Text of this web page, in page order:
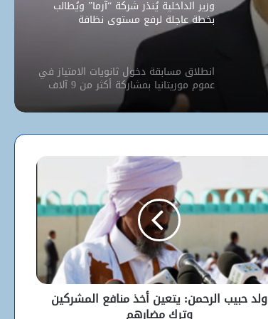
بخطة عاجلة لرفع مستوى نظافة
نواكشوط
انطلاق مسابقة دخول ثانويات الامتياز في
عموم موريتانيا بمشاركة أكثر من 9 آلاف
مترشح
كيف استخدم الاحتلال سلاح الإبعاد للتفرد
البيت الأبيض يفتح أخطر ملفات كورونا..
ماذا حدث داخل مختبر ووهان؟
شبكة التساقطات المطرية في ولايتي
الحوض الشرقي وكوركول (الجمعة)
ولد حبيب الرحمن: يتعين أخذ منافع المشركين
وترك مضارهم